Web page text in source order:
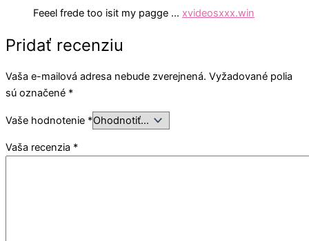
Feeel frede too isit my pagge … xvideosxxx.win
Pridať recenziu
Vaša e-mailová adresa nebude zverejnená. Vyžadované polia
sú označené *
Vaše hodnotenie *
Vaša recenzia *